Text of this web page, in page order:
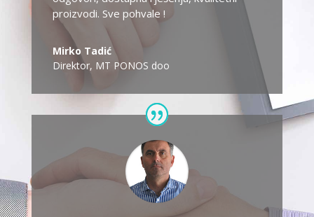
proizvodi. Sve pohvale !
Mirko Tadić
Direktor, MT PONOS doo